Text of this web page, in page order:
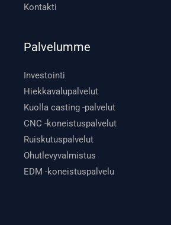
Kontakti
Palvelumme
Investointi
Hiekkavalupalvelut
Kuolla casting -palvelut
CNC -koneistuspalvelut
Ruiskutuspalvelut
Ohutlevyvalmistus
EDM -koneistuspalvelu